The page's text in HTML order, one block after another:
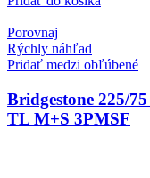
Porovnaj
Rýchly náhľad
Pridať medzi obľúbené
Bridgestone 225/
TL M+S 3PMSF